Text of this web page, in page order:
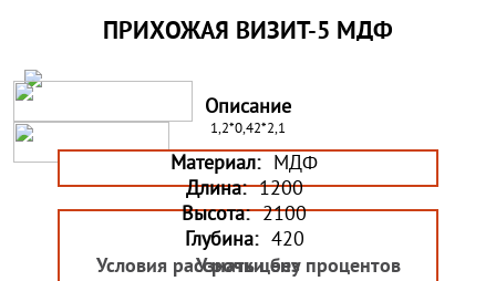
ПРИХОЖАЯ ВИЗИТ-5 МДФ
Описание
1,2*0,42*2,1
Материал: МДФ
Длина: 1200
Высота: 2100
Глубина: 420
Узнать цену
Условия рассрочки без процентов